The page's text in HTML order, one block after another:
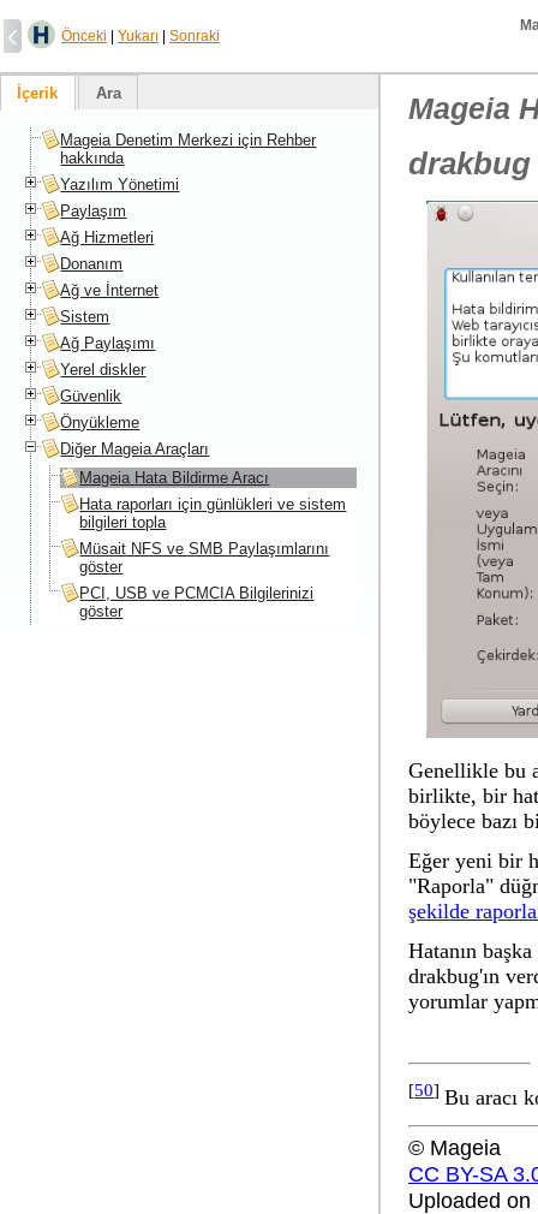
Önceki Yukarı Sonraki
Mageia
drakbug
Genellikle bu
birlikte, bir
böylece bazı
Eğer yeni bir
"Raporla"
şekilde
Hatanın
drakbug'ın
yorumlar
[50] Bu aracı
© Mageia
CC BY-SA
Uploaded
İçerik Ara
Mageia Denetim Merkezi için Rehber
hakkında
Yazılım Yönetimi
Paylaşım
Ağ Hizmetleri
Donanım
Ağ ve İnternet
Sistem
Ağ Paylaşımı
Yerel diskler
Güvenlik
Önyükleme
Diğer Mageia Araçları
Mageia Hata Bildirme Aracı
Hata raporları için günlükleri ve sistem
bilgileri topla
Müsait NFS ve SMB Paylaşımlarını
göster
PCI, USB ve PCMCIA Bilgilerinizi
göster